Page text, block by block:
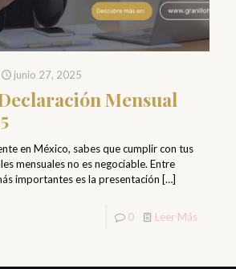
junio 27, 2025
Mensual
en México, sabes que cumplir con tus
mensuales no es negociable. Entre
importantes es la presentación […]
0 Leer Más